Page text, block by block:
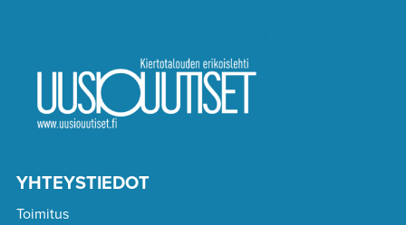
YHTEYSTIEDOT
Toimitus